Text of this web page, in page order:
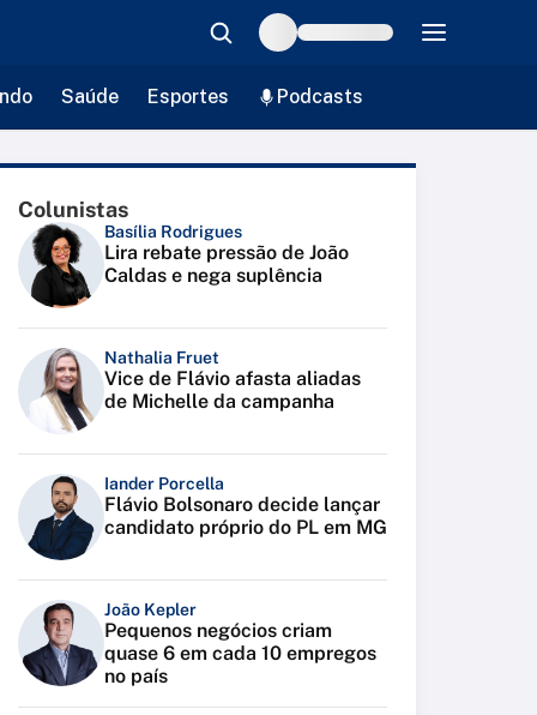
Saúde Esportes Podcasts
Colunistas
Basília Rodrigues
Lira rebate pressão de João
Caldas e nega suplência
Nathalia Fruet
Vice de Flávio afasta aliadas
de Michelle da campanha
Iander Porcella
Flávio Bolsonaro decide lançar
candidato próprio do PL em MG
João Kepler
Pequenos negócios criam
quase 6 em cada 10 empregos
no país